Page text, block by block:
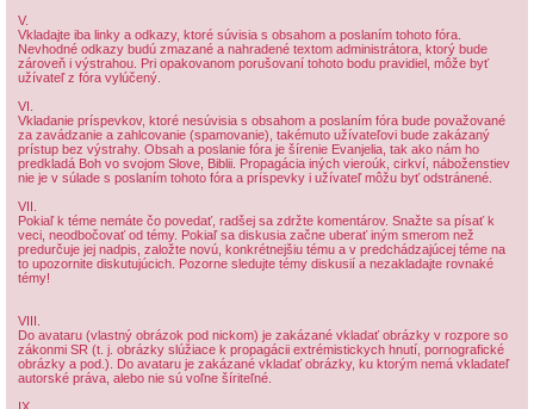
V.
Vkladajte iba linky a odkazy, ktoré súvisia s obsahom a poslaním tohoto fóra.
Nevhodné odkazy budú zmazané a nahradené textom administrátora, ktorý bude
zároveň i výstrahou. Pri opakovanom porušovaní tohoto bodu pravidiel, môže byť
užívateľ z fóra vylúčený.
VI.
Vkladanie príspevkov, ktoré nesúvisia s obsahom a poslaním fóra bude považované
za zavádzanie a zahlcovanie (spamovanie), takémuto užívateľovi bude zakázaný
prístup bez výstrahy. Obsah a poslanie fóra je šírenie Evanjelia, tak ako nám ho
predkladá Boh vo svojom Slove, Biblii. Propagácia iných vieroúk, cirkví, náboženstiev
nie je v súlade s poslaním tohoto fóra a príspevky i užívateľ môžu byť odstránené.
VII.
Pokiaľ k téme nemáte čo povedať, radšej sa zdržte komentárov. Snažte sa písať k
veci, neodbočovať od témy. Pokiaľ sa diskusia začne uberať iným smerom než
predurčuje jej nadpis, založte novú, konkrétnejšiu tému a v predchádzajúcej téme na
to upozornite diskutujúcich. Pozorne sledujte témy diskusií a nezakladajte rovnaké
témy!
VIII.
Do avataru (vlastný obrázok pod nickom) je zakázané vkladať obrázky v rozpore so
zákonmi SR (t. j. obrázky slúžiace k propagácii extrémistickych hnutí, pornografické
obrázky a pod.). Do avataru je zakázané vkladať obrázky, ku ktorým nemá vkladateľ
autorské práva, alebo nie sú voľne šíriteľné.